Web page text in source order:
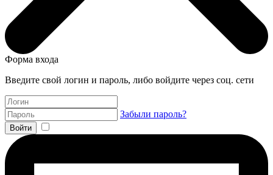
Форма входа
Введите свой логин и пароль, либо войдите через соц. сети
Забыли пароль?